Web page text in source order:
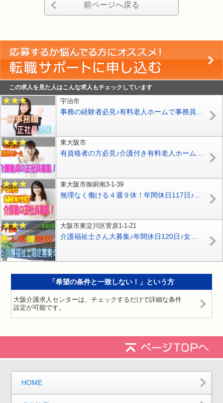
前ページへ戻る
この求人を見た人はこんな求人もチェックしています
宇治市
東大阪市
有資格者の方必見♪介護付き有料老人ホームで介護職員の募集♪初任者研修をお持ちの方なら応募OK♪【東大阪市】【正社員】【ID：1706-ho-h2-s-s】
東大阪市御厨南3-1-39
大阪市東淀川区菅原1-1-21
介護福祉士さん大募集♪年間休日120日♪女性スタッフ多数☆医療法人が経営する介護老人保健施設♪【東淀川区】【正社員】【ID：1203-ohy-kf-s-s】
「希望の条件と一致しない！」という方
大阪介護求人センターは、チェックするだけで詳細な条件
設定が可能です。
HOME